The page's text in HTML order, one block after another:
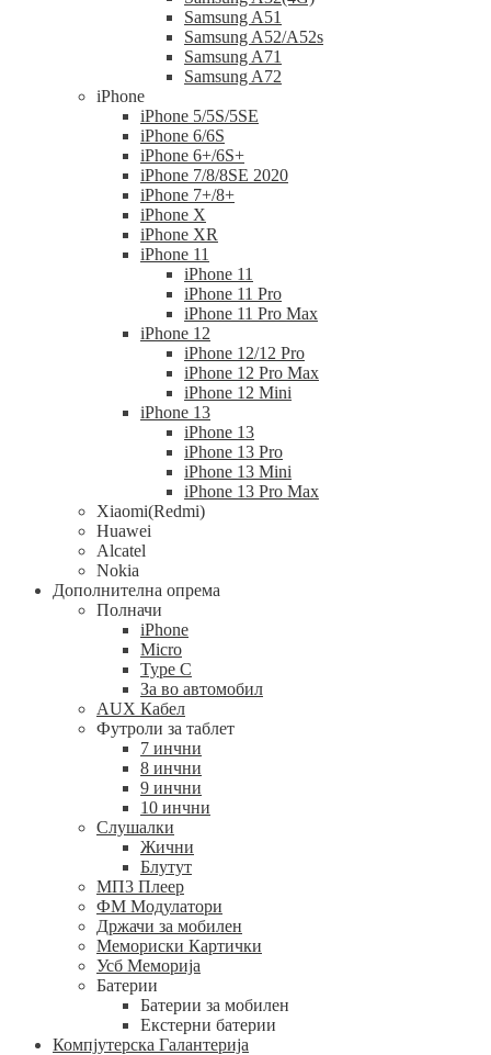
Samsung A51
Samsung A52/A52s
Samsung A71
Samsung A72
iPhone
iPhone 5/5S/5SE
iPhone 6/6S
iPhone 6+/6S+
iPhone 7/8/8SE 2020
iPhone 7+/8+
iPhone X
iPhone XR
iPhone 11
iPhone 11
iPhone 11 Pro
iPhone 11 Pro Max
iPhone 12
iPhone 12/12 Pro
iPhone 12 Pro Max
iPhone 12 Mini
iPhone 13
iPhone 13
iPhone 13 Pro
iPhone 13 Mini
iPhone 13 Pro Max
Xiaomi(Redmi)
Huawei
Alcatel
Nokia
Дополнителна опрема
Полначи
iPhone
Micro
Type C
За во автомобил
AUX Кабел
Футроли за таблет
7 инчни
8 инчни
9 инчни
10 инчни
Слушалки
Жични
Блутут
МП3 Плеер
ФМ Модулатори
Држачи за мобилен
Мемориски Картички
Усб Меморија
Батерии
Батерии за мобилен
Екстерни батерии
Компјутерска Галантерија